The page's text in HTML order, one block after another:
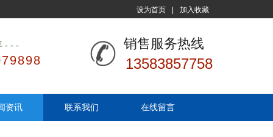
设为首页 加入收藏
销售服务热线
---
13583857758
资讯 联系我们 在线留言